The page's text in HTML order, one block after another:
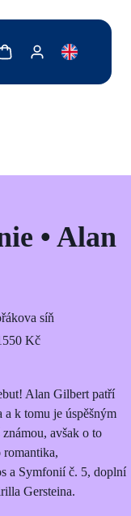
for reader
košík
Zobrazit můj účet
• Alan
síň
Kč
Alan Gilbert patří
a k tomu je úspěšným
avšak o to
romantika,
a Symfonií č. 5, doplní
Gersteina.